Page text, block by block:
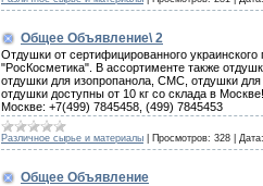
Общее Объявление\ 2
Отдушки от сертифицированного
"РосКосметика". В ассортименте также
отдушки для изопропанола, СМС, отдушки для
отдушки доступны от 10 кг со склада в
Москве: +7(499) 7845458, (499) 7845453
Различное сырье и материалы Просмотров: 328 Дата:
Общее Объявление